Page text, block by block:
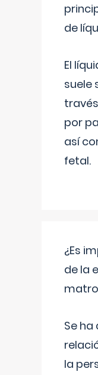
de
El
suele
por
así
fetal.
¿Es
de la
Se
la